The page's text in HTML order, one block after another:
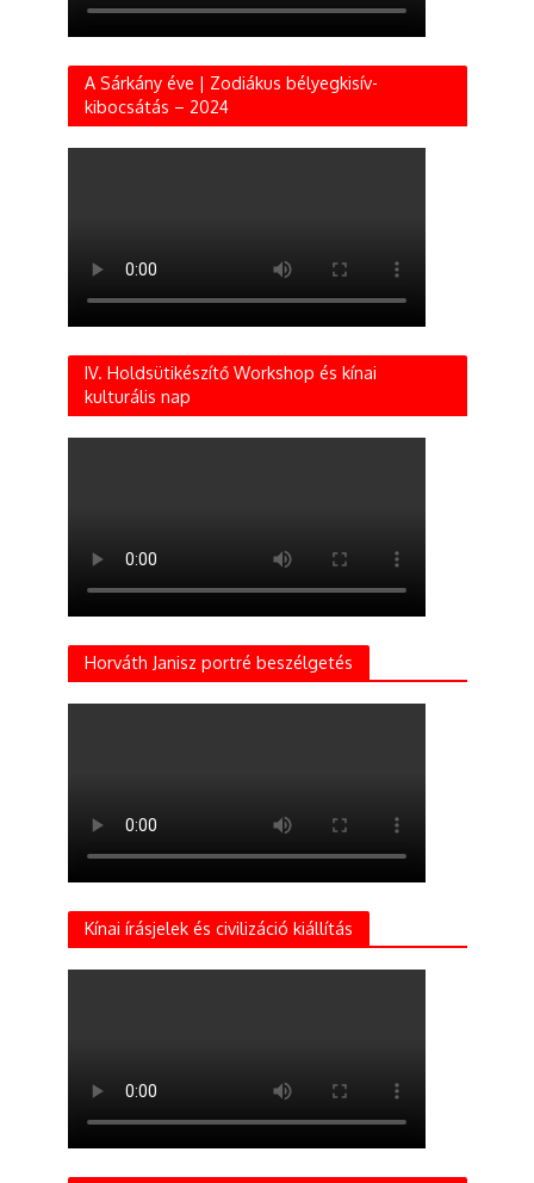
A Sárkány éve | Zodiákus bélyegkisív-
kibocsátás – 2024
IV. Holdsütikészítő Workshop és kínai
kulturális nap
Horváth Janisz portré beszélgetés
Kínai írásjelek és civilizáció kiállítás